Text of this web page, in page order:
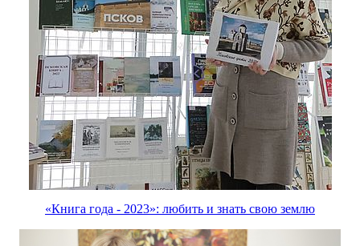
«Книга года - 2023»: любить и знать свою землю